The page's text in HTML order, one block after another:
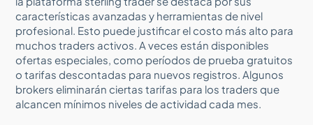
características avanzadas y herramientas de nivel
profesional. Esto puede justificar el costo más alto para
muchos traders activos. A veces están disponibles
ofertas especiales, como períodos de prueba gratuitos
o tarifas descontadas para nuevos registros. Algunos
brokers eliminarán ciertas tarifas para los traders que
alcancen mínimos niveles de actividad cada mes.